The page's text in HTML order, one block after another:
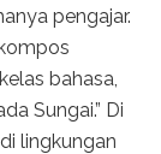
pengajar.
bahasa,
Sungai.” Di
lingkungan